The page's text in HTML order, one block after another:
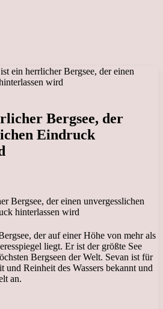
ein herrlicher Bergsee, der einen
wird
Bergsee, der
Eindruck
der auf einer Höhe von mehr als
liegt. Er ist der größte See
Bergseen der Welt. Sevan ist für
und Reinheit des Wassers bekannt und
an.